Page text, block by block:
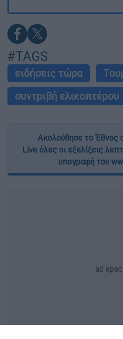
#TAGS
ειδήσεις τώρα
συντριβή ελικοπτέρου
Ακολούθησε το Έθνος
Live όλες οι εξελίξεις
υπογραφή του